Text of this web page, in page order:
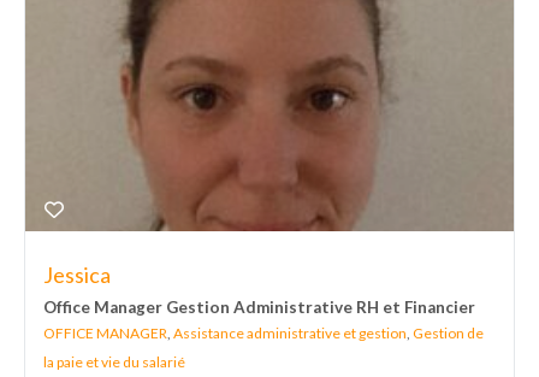
Jessica
Office Manager Gestion Administrative RH et Financier
OFFICE MANAGER Assistance administrative et gestion Gestion de
la paie et vie du salarié